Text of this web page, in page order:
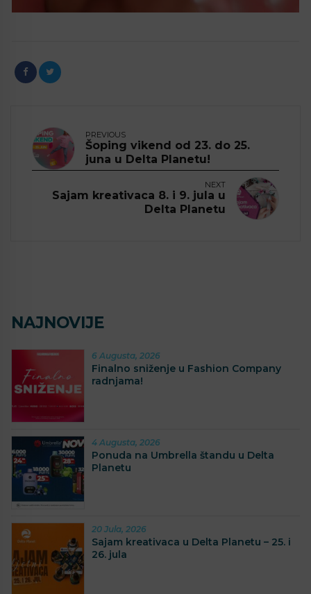
PREVIOUS
Šoping vikend od 23. do 25.
juna u Delta Planetu!
NEXT
Sajam kreativaca 8. i 9. jula u
Delta Planetu
NAJNOVIJE
6 Augusta, 2026
Finalno sniženje u Fashion Company
radnjama!
4 Augusta, 2026
Ponuda na Umbrella štandu u Delta
Planetu
20 Jula, 2026
Sajam kreativaca u Delta Planetu – 25. i
26. jula